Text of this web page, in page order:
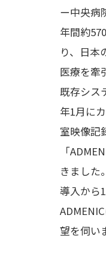
ー中央病
年間約
り、日本
医療を牽
既存シス
年1月に
室映像記
「
きました。
導入から
望を伺い